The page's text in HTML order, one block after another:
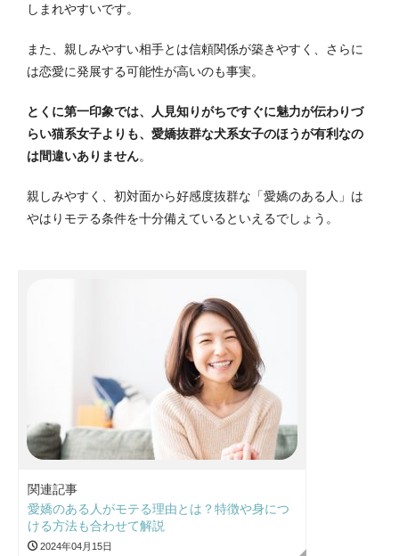
しまれやすいです。
また、親しみやすい相手とは信頼関係が築きやすく、さらに
は恋愛に発展する可能性が高いのも事実。
とくに第一印象では、人見知りがちですぐに魅力が伝わりづ
らい猫系女子よりも、愛嬌抜群な犬系女子のほうが有利なの
は間違いありません。
親しみやすく、初対面から好感度抜群な「愛嬌のある人」は
やはりモテる条件を十分備えているといえるでしょう。
関連記事
愛嬌のある人がモテる理由とは？特徴や身につ
ける方法も合わせて解説
2024年04月15日